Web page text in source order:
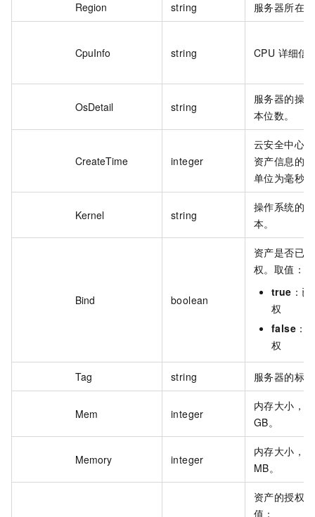
Region string 服务器所在
CpuInfo string CPU 详细信
OsDetail string
服务器的操
本位数。
CreateTime integer
云安全中心
资产信息的
单位为毫秒。
Kernel string
操作系统的
本。
Bind boolean
资产是否已
权。取值：
true ：
权
false ：
权
Tag string 服务器的标
Mem integer
内存大小，
GB。
Memory integer
内存大小，
MB。
资产的授权
值：